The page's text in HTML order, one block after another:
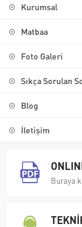
Kurumsal
Matbaa
Foto Galeri
Sıkça Sorulan
Blog
İletişim
Buraya